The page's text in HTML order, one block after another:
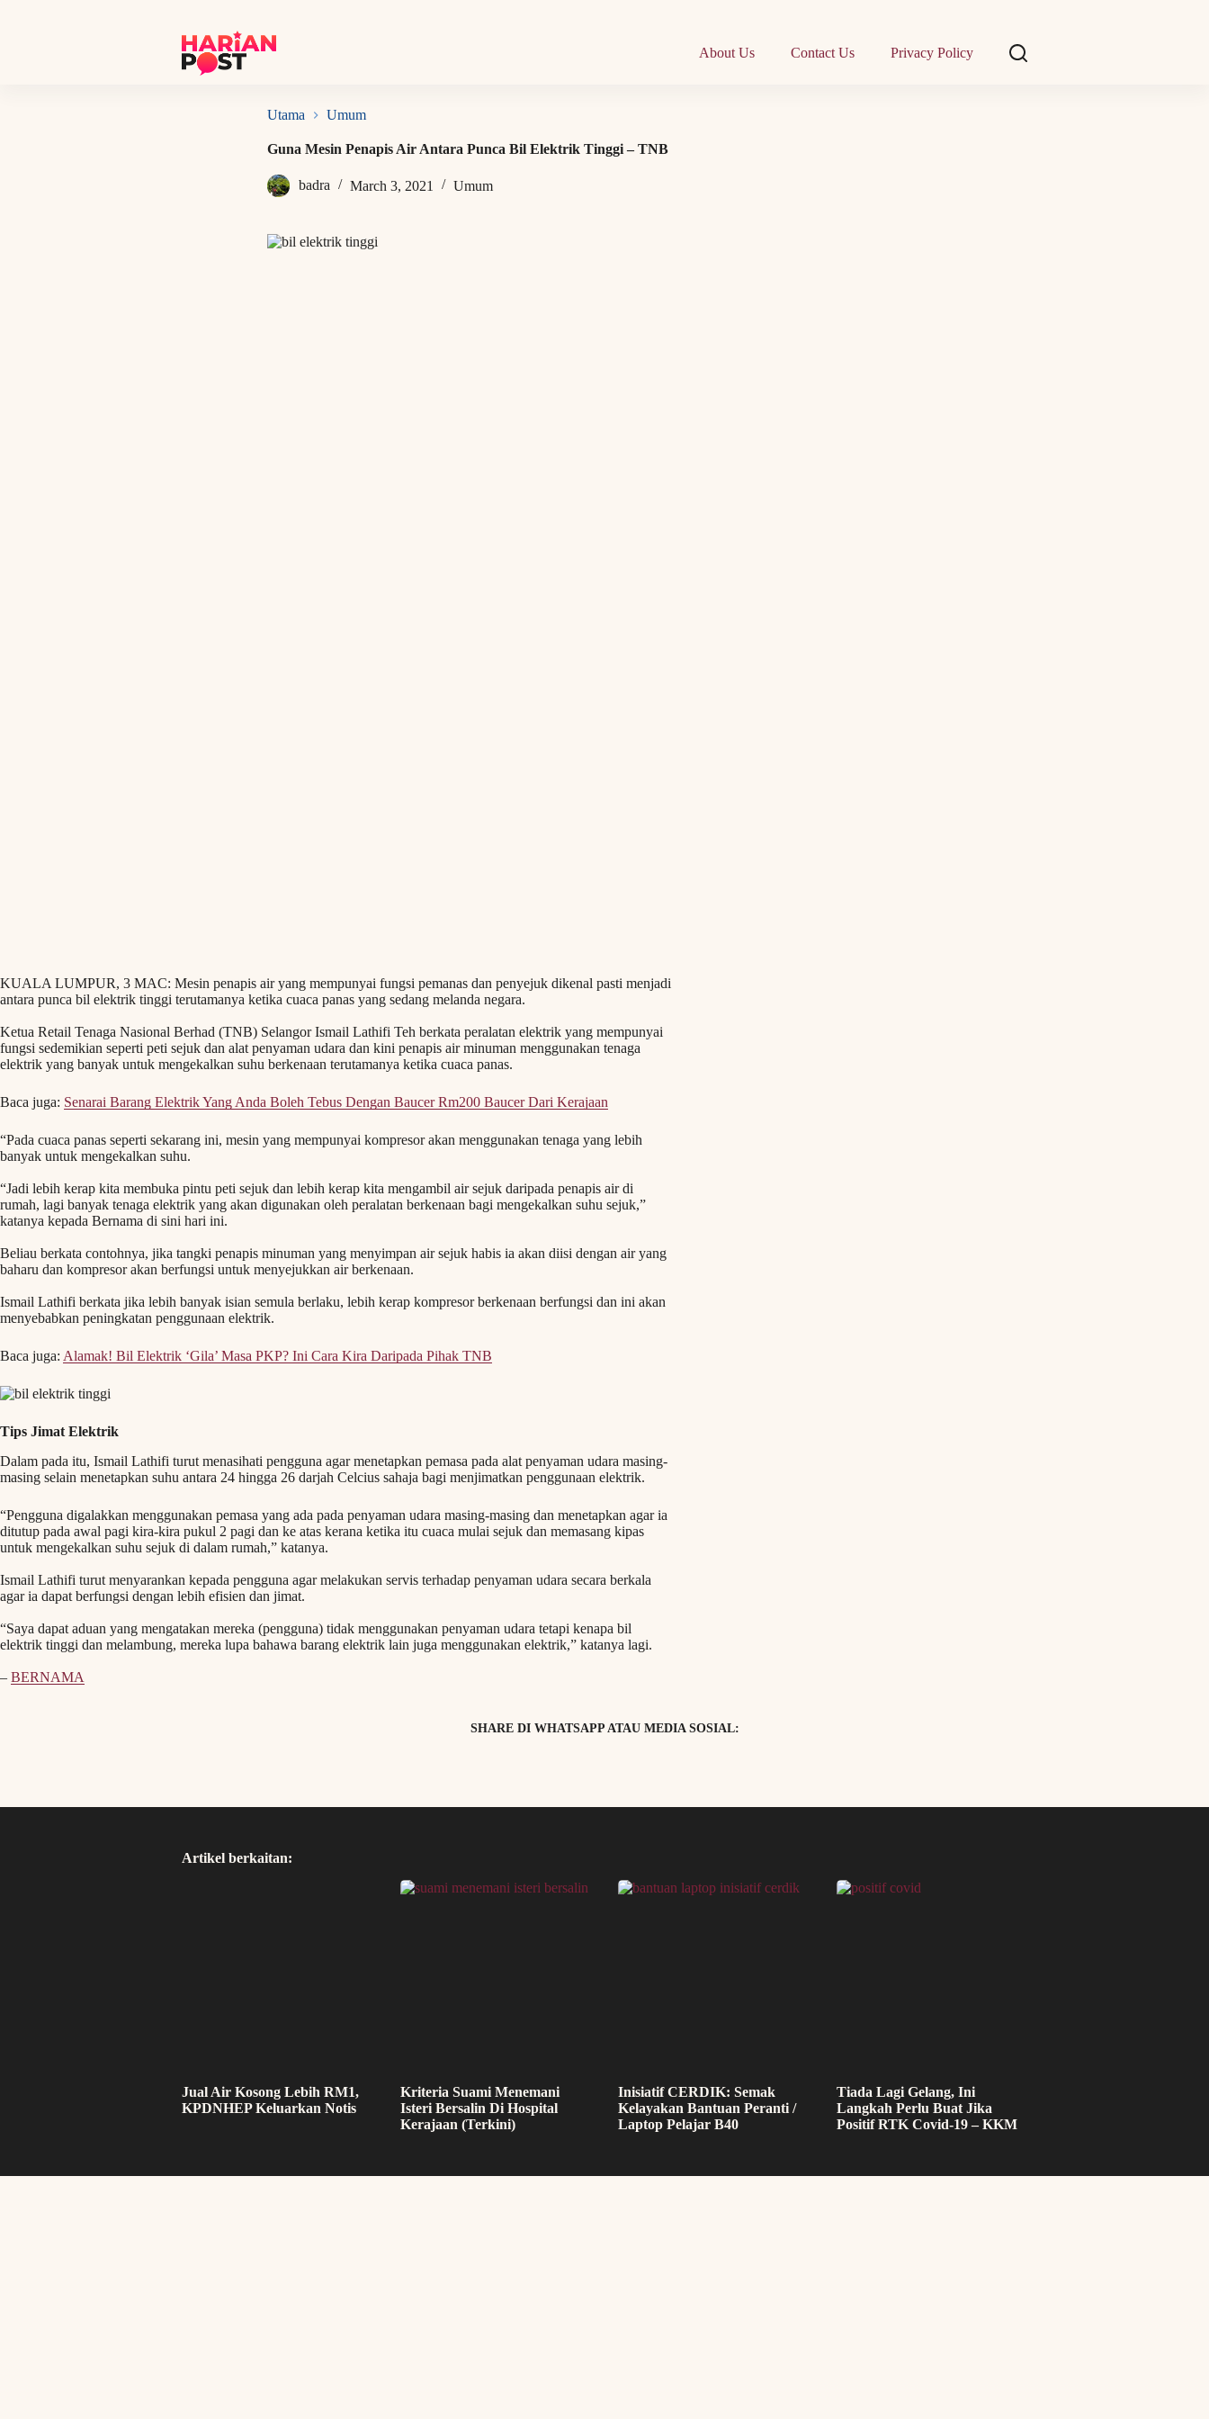
About Us Contact Us Privacy Policy
Utama Umum
Guna Mesin Penapis Air Antara Punca Bil Elektrik Tinggi – TNB
badra March 3, 2021 Umum
KUALA LUMPUR, 3 MAC: Mesin penapis air yang mempunyai fungsi pemanas dan penyejuk dikenal pasti menjadi
antara punca bil elektrik tinggi terutamanya ketika cuaca panas yang sedang melanda negara.
Ketua Retail Tenaga Nasional Berhad (TNB) Selangor Ismail Lathifi Teh berkata peralatan elektrik yang mempunyai
fungsi sedemikian seperti peti sejuk dan alat penyaman udara dan kini penapis air minuman menggunakan tenaga
elektrik yang banyak untuk mengekalkan suhu berkenaan terutamanya ketika cuaca panas.
Baca juga: Senarai Barang Elektrik Yang Anda Boleh Tebus Dengan Baucer Rm200 Baucer Dari Kerajaan
“Pada cuaca panas seperti sekarang ini, mesin yang mempunyai kompresor akan menggunakan tenaga yang lebih
banyak untuk mengekalkan suhu.
“Jadi lebih kerap kita membuka pintu peti sejuk dan lebih kerap kita mengambil air sejuk daripada penapis air di
rumah, lagi banyak tenaga elektrik yang akan digunakan oleh peralatan berkenaan bagi mengekalkan suhu sejuk,”
katanya kepada Bernama di sini hari ini.
Beliau berkata contohnya, jika tangki penapis minuman yang menyimpan air sejuk habis ia akan diisi dengan air yang
baharu dan kompresor akan berfungsi untuk menyejukkan air berkenaan.
Ismail Lathifi berkata jika lebih banyak isian semula berlaku, lebih kerap kompresor berkenaan berfungsi dan ini akan
menyebabkan peningkatan penggunaan elektrik.
Baca juga: Alamak! Bil Elektrik ‘Gila’ Masa PKP? Ini Cara Kira Daripada Pihak TNB
Tips Jimat Elektrik
Dalam pada itu, Ismail Lathifi turut menasihati pengguna agar menetapkan pemasa pada alat penyaman udara masing-
masing selain menetapkan suhu antara 24 hingga 26 darjah Celcius sahaja bagi menjimatkan penggunaan elektrik.
“Pengguna digalakkan menggunakan pemasa yang ada pada penyaman udara masing-masing dan menetapkan agar ia
ditutup pada awal pagi kira-kira pukul 2 pagi dan ke atas kerana ketika itu cuaca mulai sejuk dan memasang kipas
untuk mengekalkan suhu sejuk di dalam rumah,” katanya.
Ismail Lathifi turut menyarankan kepada pengguna agar melakukan servis terhadap penyaman udara secara berkala
agar ia dapat berfungsi dengan lebih efisien dan jimat.
“Saya dapat aduan yang mengatakan mereka (pengguna) tidak menggunakan penyaman udara tetapi kenapa bil
elektrik tinggi dan melambung, mereka lupa bahawa barang elektrik lain juga menggunakan elektrik,” katanya lagi.
– BERNAMA
SHARE DI WHATSAPP ATAU MEDIA SOSIAL:
Artikel berkaitan:
Jual Air Kosong Lebih RM1,
KPDNHEP Keluarkan Notis
Kriteria Suami Menemani
Isteri Bersalin Di Hospital
Kerajaan (Terkini)
Inisiatif CERDIK: Semak
Kelayakan Bantuan Peranti /
Laptop Pelajar B40
Tiada Lagi Gelang, Ini
Langkah Perlu Buat Jika
Positif RTK Covid-19 – KKM